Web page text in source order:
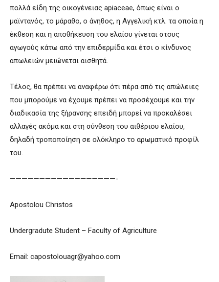
πολλά είδη της οικογένειας apiaceae, όπως είναι ο
μαϊντανός, το μάραθο, ο άνηθος, η Αγγελική κτλ. τα οποία η
έκθεση και η αποθήκευση του ελαίου γίνεται στους
αγωγούς κάτω από την επιδερμίδα και έτσι ο κίνδυνος
απωλειών μειώνεται αισθητά.
Τέλος, θα πρέπει να αναφέρω ότι πέρα από τις απώλειες
που μπορούμε να έχουμε πρέπει να προσέχουμε και την
διαδικασία της ξήρανσης επειδή μπορεί να προκαλέσει
αλλαγές ακόμα και στη σύνθεση του αιθέριου ελαίου,
δηλαδή τροποποίηση σε ολόκληρο το αρωματικό προφίλ
του.
——————————————————-
Apostolou Christos
Undergradute Student – Faculty of Agriculture
Email: capostolouagr@yahoo.com